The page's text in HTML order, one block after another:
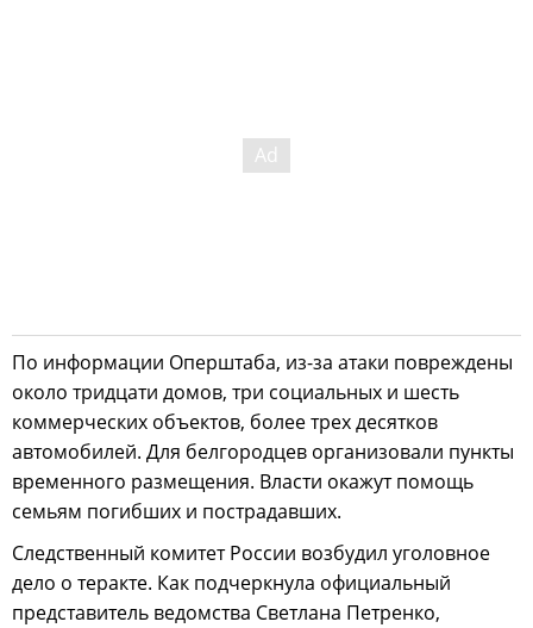
По информации Оперштаба, из-за атаки повреждены
около тридцати домов, три социальных и шесть
коммерческих объектов, более трех десятков
автомобилей. Для белгородцев организовали пункты
временного размещения. Власти окажут помощь
семьям погибших и пострадавших.
Следственный комитет России возбудил уголовное
дело о теракте. Как подчеркнула официальный
представитель ведомства Светлана Петренко,